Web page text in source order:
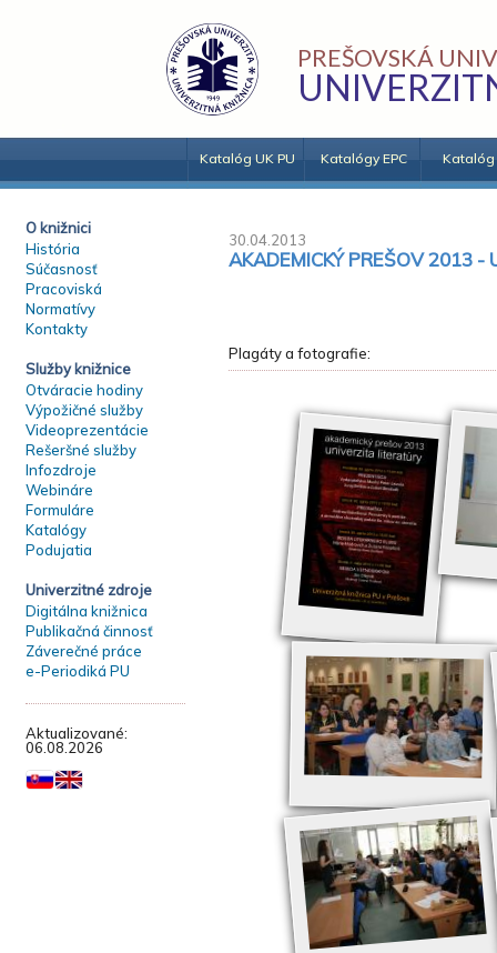
PREŠOVSKÁ
Katalóg UK PU Katalógy EPC Katalóg
O knižnici
História
Súčasnosť
Pracoviská
Normatívy
Kontakty
Služby knižnice
Otváracie hodiny
Výpožičné služby
Videoprezentácie
Rešeršné služby
Infozdroje
Webináre
Formuláre
Katalógy
Podujatia
Univerzitné zdroje
Digitálna knižnica
Publikačná činnosť
Záverečné práce
e-Periodiká PU
Aktualizované:
06.08.2026
30.04.2013
AKADEMICKÝ PREŠOV 2013 -
Plagáty a fotografie: